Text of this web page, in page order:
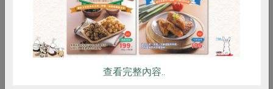
查看完整內容..